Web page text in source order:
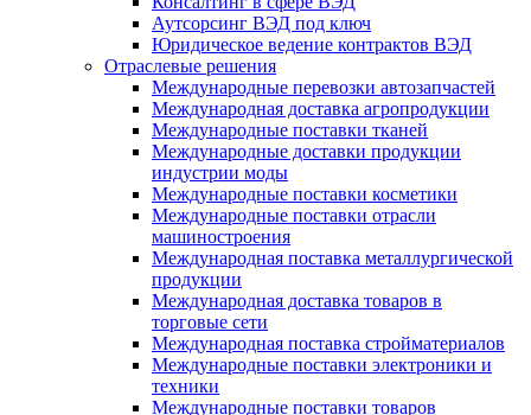
Аутсорсинг ВЭД под ключ
Юридическое ведение контрактов ВЭД
Отраслевые решения
Международные перевозки автозапчастей
Международная доставка агропродукции
Международные поставки тканей
Международные доставки продукции
индустрии моды
Международные поставки косметики
Международные поставки отрасли
машиностроения
Международная поставка металлургической
продукции
Международная доставка товаров в
торговые сети
Международная поставка стройматериалов
Международные поставки электроники и
техники
Международные поставки товаров